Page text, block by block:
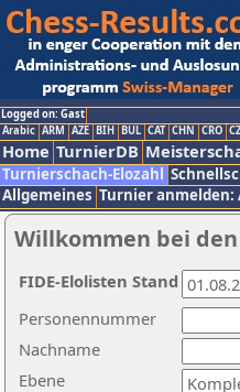
Logged on: Gast
Arabic ARM AZE BIH BUL CAT CHN CRO
Home TurnierDB
Turnierschach-Elozahl
Allgemeines Turnier anmelden:
Willkommen bei
Nachname
Ebene
Personennummer
FIDE-Elolisten Stand